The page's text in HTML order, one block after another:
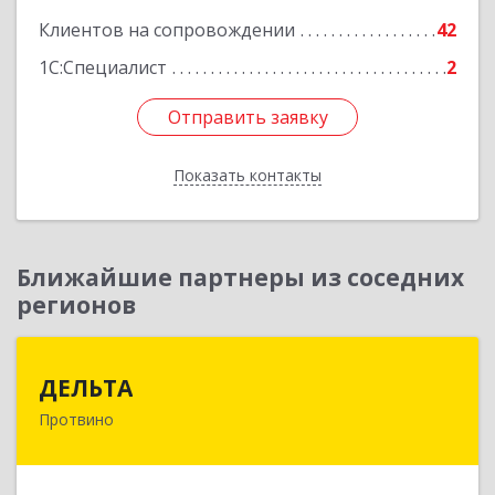
Клиентов на сопровождении
42
1С:Специалист
2
Отправить заявку
Показать контакты
Отправить заявку
Назад
Ближайшие партнеры из соседних
регионов
ДЕЛЬТА
Протвино